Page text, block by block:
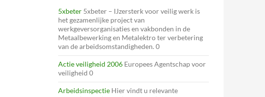
5xbeter 5xbeter – IJzersterk voor veilig werk is
het gezamenlijke project van
werkgeversorganisaties en vakbonden in de
Metaalbewerking en Metalektro ter verbetering
van de arbeidsomstandigheden. 0
Actie veiligheid 2006 Europees Agentschap voor
veiligheid 0
Arbeidsinspectie Hier vindt u relevante